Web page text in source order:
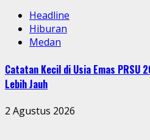
Headline
Hiburan
Medan
Catatan Kecil di Usia Emas PRSU
Lebih Jauh
2 Agustus 2026